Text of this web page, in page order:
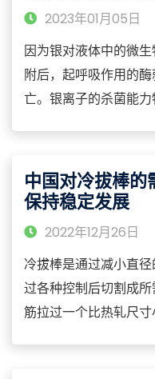
2023年01月05日
因为银对液体中的微
附后，起呼吸作用的
亡。银离子的杀菌能
过半数的航空公司已
泳池也用银来净化，净
被应用于纺织面料上
中国对冷拔棒的
保持稳定发展
2022年12月26日
冷拔棒是通过减小直
过各种控制后切割成
筋拉过一个比热轧尺